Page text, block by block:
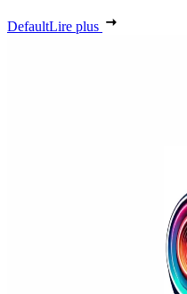
DefaultLire plus